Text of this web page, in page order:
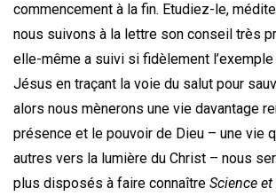
commencement à la fin. Etudiez-le,
nous suivons à la lettre son conseil très
elle-même a suivi si fidèlement
Jésus en traçant la voie du salut pour
alors nous mènerons une vie davantage
présence et le pouvoir de Dieu – une vie
autres vers la lumière du Christ – nous
plus disposés à faire connaître Science et